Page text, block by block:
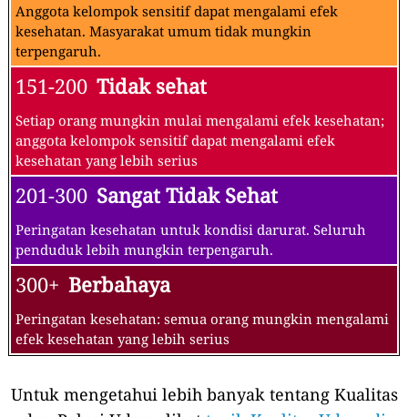
Anggota kelompok sensitif dapat mengalami efek
kesehatan. Masyarakat umum tidak mungkin
terpengaruh.
151-200 Tidak sehat
Setiap orang mungkin mulai mengalami efek kesehatan;
anggota kelompok sensitif dapat mengalami efek
kesehatan yang lebih serius
201-300 Sangat Tidak Sehat
Peringatan kesehatan untuk kondisi darurat. Seluruh
penduduk lebih mungkin terpengaruh.
300+ Berbahaya
Peringatan kesehatan: semua orang mungkin mengalami
efek kesehatan yang lebih serius
Untuk mengetahui lebih banyak tentang Kualitas